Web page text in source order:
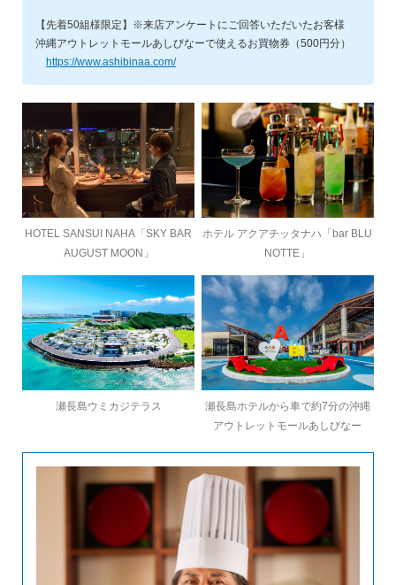
【先着50組様限定】※来店アンケートにご回答いただいたお客様
沖縄アウトレットモールあしびなーで使えるお買物券（500円分）
https://www.ashibinaa.com/
HOTEL SANSUI NAHA「SKY BAR
AUGUST MOON」
ホテル アクアチッタナハ「bar BLU
NOTTE」
瀬長島ウミカジテラス
瀬長島ホテルから車で約7分の沖縄
アウトレットモールあしびなー